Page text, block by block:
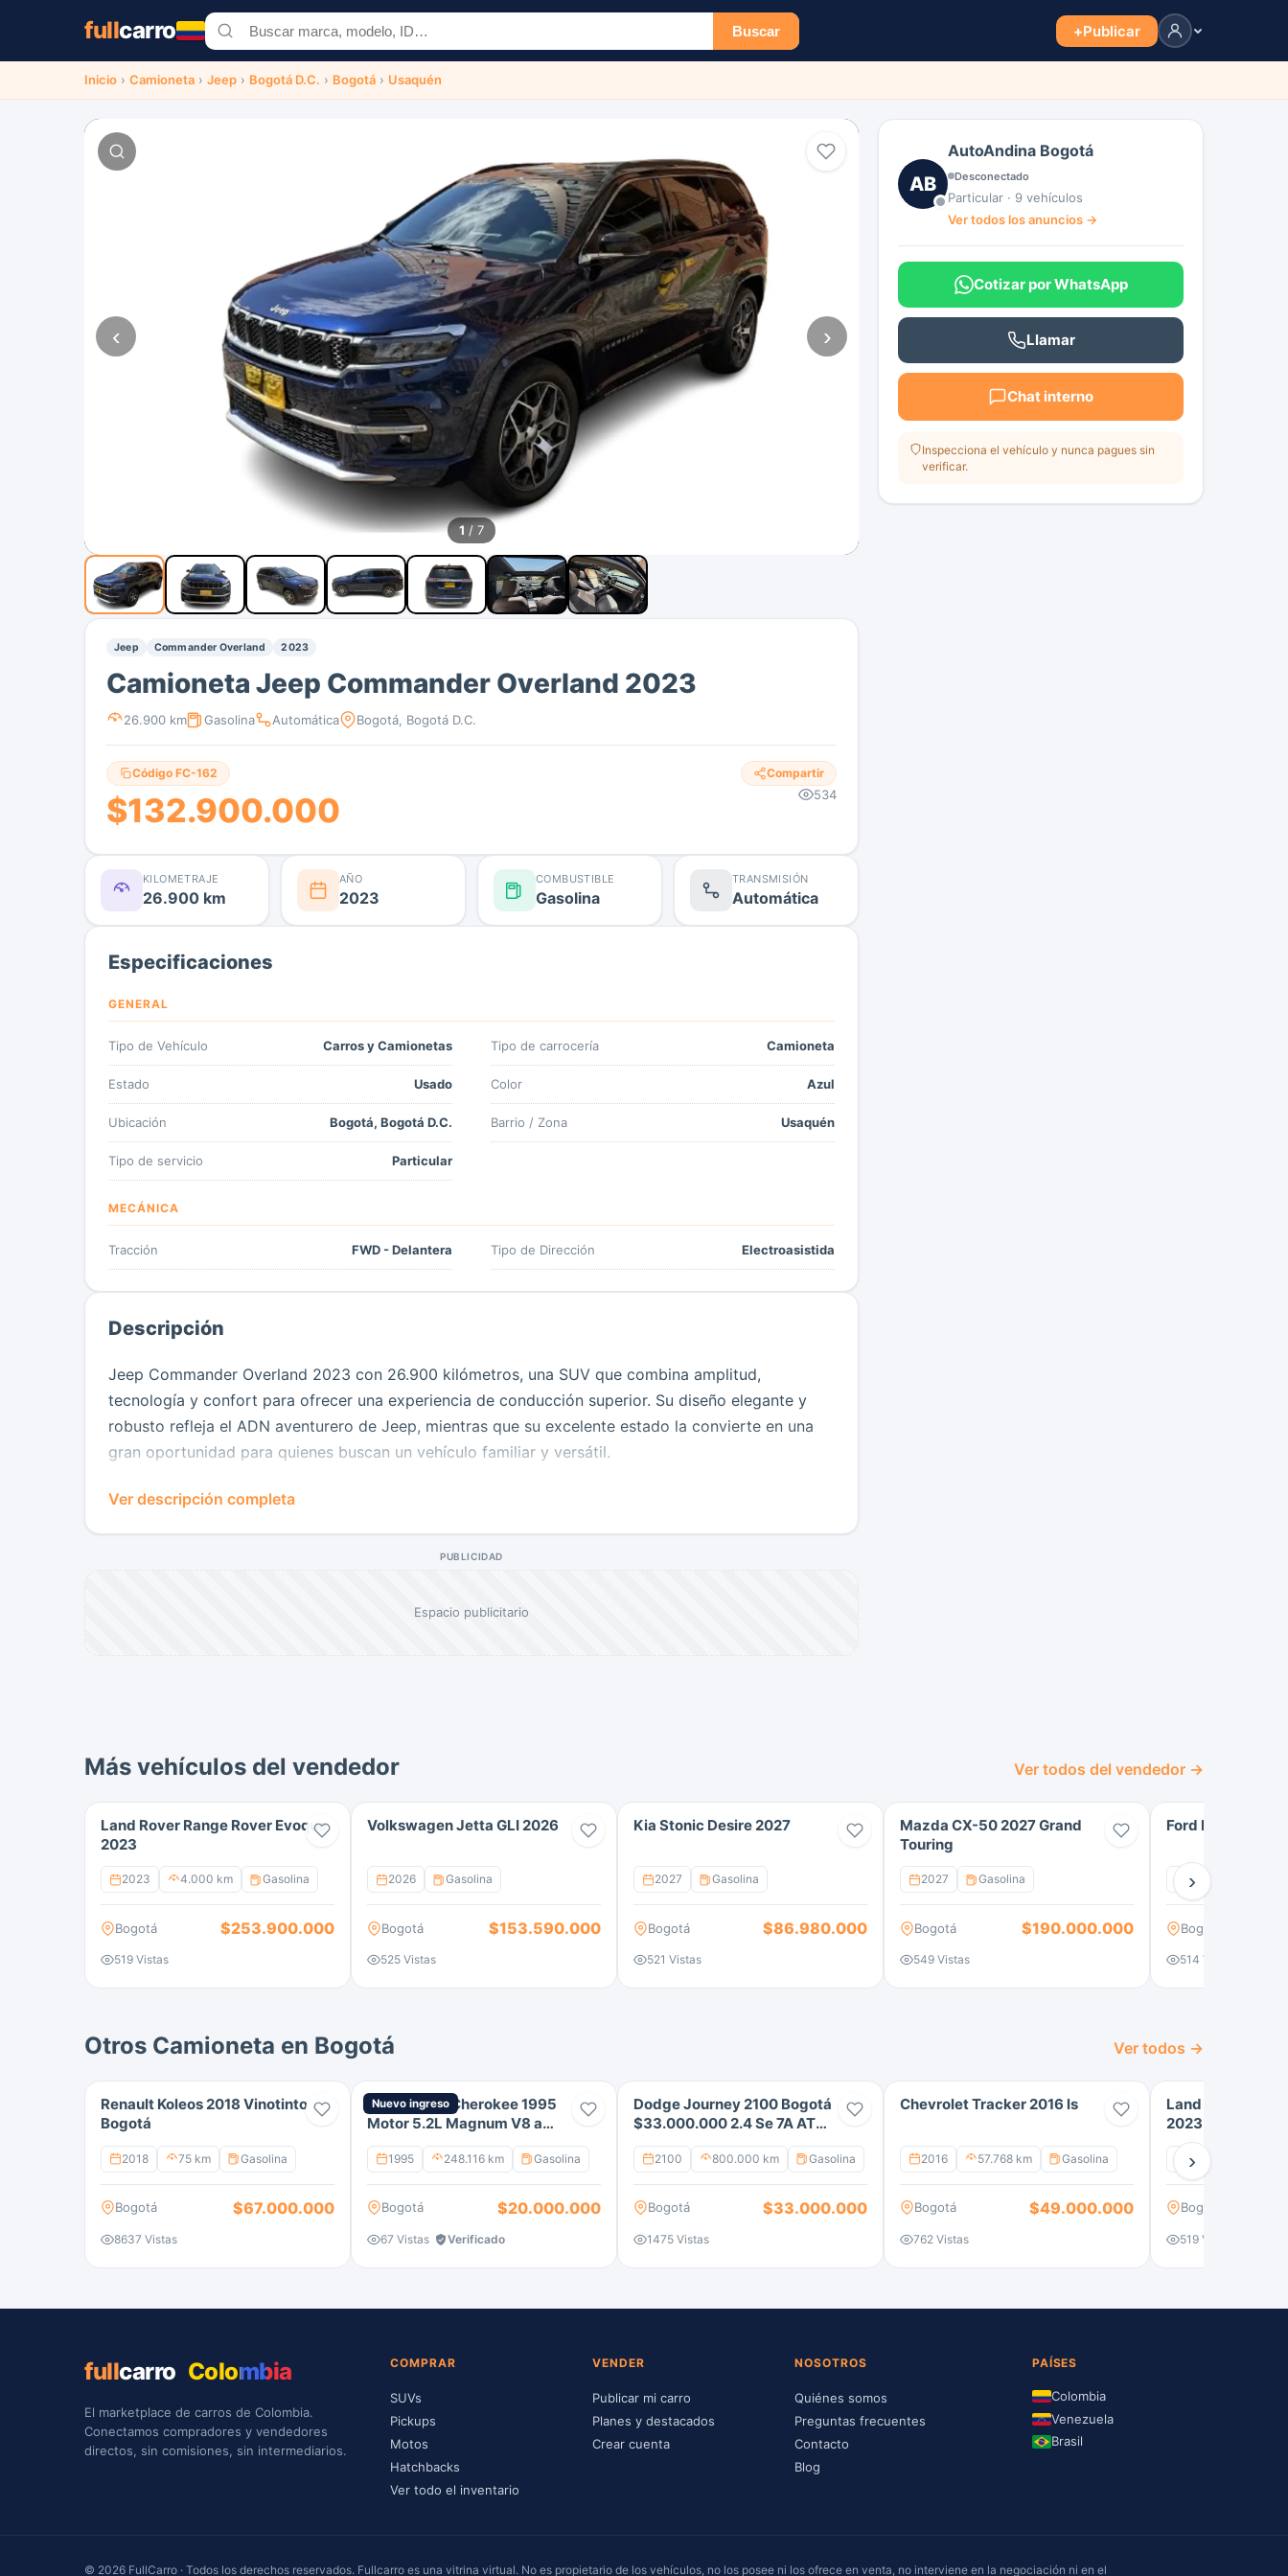
fullcarro Buscar +Publicar
Inicio › Camioneta › Jeep › Bogotá D.C. › Bogotá › Usaquén
‹ ›
1 / 7
Jeep Commander Overland 2023
Camioneta Jeep Commander Overland 2023
26.900 km Gasolina Automática Bogotá, Bogotá D.C.
Código FC-162
$132.900.000
Compartir
534
KILOMETRAJE
26.900 km
AÑO
2023
COMBUSTIBLE
Gasolina
TRANSMISIÓN
Automática
Especificaciones
GENERAL
Tipo de Vehículo Carros y Camionetas Tipo de carrocería Camioneta
Estado Usado Color Azul
Ubicación Bogotá, Bogotá D.C. Barrio / Zona Usaquén
Tipo de servicio Particular
MECÁNICA
Tracción FWD - Delantera Tipo de Dirección Electroasistida
Descripción
Jeep Commander Overland 2023 con 26.900 kilómetros, una SUV que combina amplitud,
tecnología y confort para ofrecer una experiencia de conducción superior. Su diseño elegante y
robusto refleja el ADN aventurero de Jeep, mientras que su excelente estado la convierte en una
gran oportunidad para quienes buscan un vehículo familiar y versátil.
Cuenta con tres filas de asientos, amplio espacio interior y acabados de alta calidad que brindan
Su motor ofrece un desempeño equilibrado, acompañado de transmisión automática para una
calidad que distinguen a Jeep.
Ver descripción completa
PUBLICIDAD
Espacio publicitario
AB
AutoAndina Bogotá
Desconectado
Particular · 9 vehículos
Ver todos los anuncios →
Cotizar por WhatsApp
Llamar
Chat interno
Inspecciona el vehículo y nunca pagues sin
verificar.
Más vehículos del vendedor Ver todos del vendedor →
Land Rover Range Rover Evoque
2023
2023 4.000 km Gasolina
Bogotá $253.900.000
519 Vistas
Volkswagen Jetta GLI 2026
2026 Gasolina
Bogotá $153.590.000
525 Vistas
Kia Stonic Desire 2027
2027 Gasolina
Bogotá $86.980.000
521 Vistas
Mazda CX-50 2027 Grand
Touring
2027 Gasolina
Bogotá $190.000.000
549 Vistas
Ford Explorer
2026
Bogotá
514 Vistas
›
Otros Camioneta en Bogotá Ver todos →
Renault Koleos 2018 Vinotinto
Bogotá
2018 75 km Gasolina
Bogotá $67.000.000
8637 Vistas
Nuevo ingreso
Jeep Grand Cherokee 1995
Motor 5.2L Magnum V8 a
gasolina
1995 248.116 km Gasolina
Bogotá $20.000.000
67 Vistas Verificado
Dodge Journey 2100 Bogotá
$33.000.000 2.4 Se 7A AT
800000 Km
2100 800.000 km Gasolina
Bogotá $33.000.000
1475 Vistas
Chevrolet Tracker 2016 ls
2016 57.768 km Gasolina
Bogotá $49.000.000
762 Vistas
Land Rover
2023
2023
Bogotá
519 Vistas
›
fullcarro Colombia
El marketplace de carros de Colombia.
Conectamos compradores y vendedores
directos, sin comisiones, sin intermediarios.
COMPRAR
SUVs
Pickups
Motos
Hatchbacks
Ver todo el inventario
VENDER
Publicar mi carro
Planes y destacados
Crear cuenta
NOSOTROS
Quiénes somos
Preguntas frecuentes
Contacto
Blog
PAÍSES
Colombia
Venezuela
Brasil
© 2026 FullCarro · Todos los derechos reservados. Fullcarro es una vitrina virtual. No es propietario de los vehículos, no los posee ni los ofrece en venta, no interviene en la negociación ni en el